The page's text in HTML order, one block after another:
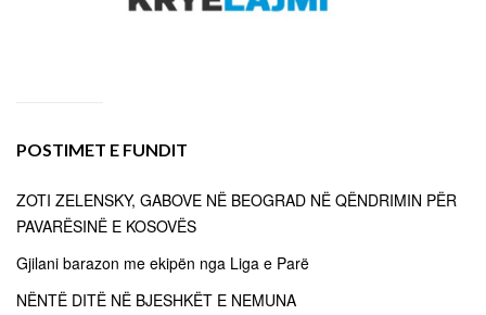
POSTIMET E FUNDIT
ZOTI ZELENSKY, GABOVE NË BEOGRAD NË QËNDRIMIN PËR
PAVARËSINË E KOSOVËS
Gjilani barazon me ekipën nga Liga e Parë
NËNTË DITË NË BJESHKËT E NEMUNA